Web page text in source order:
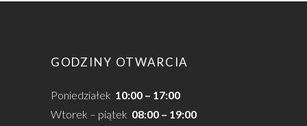
GODZINY OTWARCIA
Poniedziałek 10:00 – 17:00
Wtorek – piątek 08:00 – 19:00